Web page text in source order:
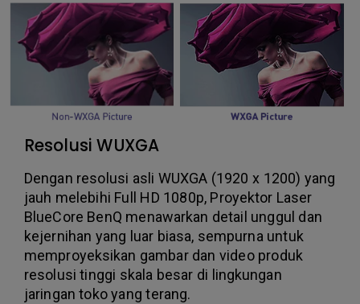
Resolusi WUXGA
Dengan resolusi asli WUXGA (1920 x 1200) yang
jauh melebihi Full HD 1080p, Proyektor Laser
BlueCore BenQ menawarkan detail unggul dan
kejernihan yang luar biasa, sempurna untuk
memproyeksikan gambar dan video produk
resolusi tinggi skala besar di lingkungan
jaringan toko yang terang.